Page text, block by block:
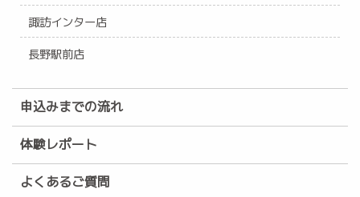
諏訪インター店
長野駅前店
申込みまでの流れ
体験レポート
よくあるご質問